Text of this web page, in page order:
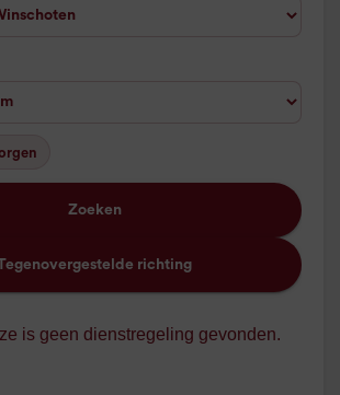
Zoeken
richting
is geen dienstregeling gevonden.